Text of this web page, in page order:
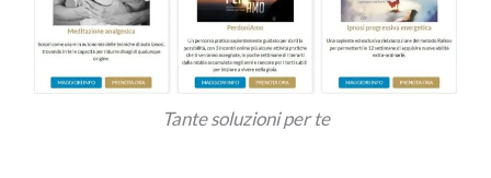
Tante soluzioni per te